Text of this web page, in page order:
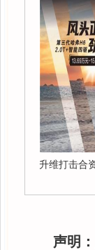
升维打击合
声明：